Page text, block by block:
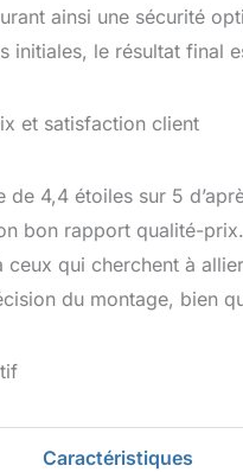
ainsi une sécurité
initiales, le résultat final
et satisfaction client
de 4,4 étoiles sur 5
bon rapport qualité-
ceux qui cherchent à
du montage, bien
Caractéristiques